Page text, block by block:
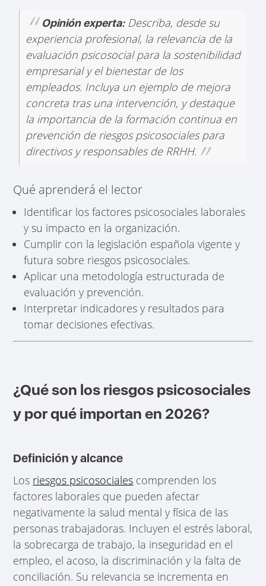
Opinión experta: Describa, desde su
experiencia profesional, la relevancia de la
evaluación psicosocial para la sostenibilidad
empresarial y el bienestar de los
empleados. Incluya un ejemplo de mejora
concreta tras una intervención, y destaque
la importancia de la formación continua en
prevención de riesgos psicosociales para
directivos y responsables de RRHH.
Qué aprenderá el lector
Identificar los factores psicosociales laborales
y su impacto en la organización.
Cumplir con la legislación española vigente y
futura sobre riesgos psicosociales.
Aplicar una metodología estructurada de
evaluación y prevención.
Interpretar indicadores y resultados para
tomar decisiones efectivas.
¿Qué son los riesgos psicosociales
y por qué importan en 2026?
Definición y alcance
Los riesgos psicosociales comprenden los
factores laborales que pueden afectar
negativamente la salud mental y física de las
personas trabajadoras. Incluyen el estrés laboral,
la sobrecarga de trabajo, la inseguridad en el
empleo, el acoso, la discriminación y la falta de
conciliación. Su relevancia se incrementa en